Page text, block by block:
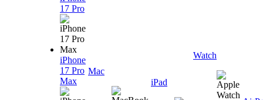
17 Pro
iPhone
17 Pro
Max
Mac
iPad
Watch